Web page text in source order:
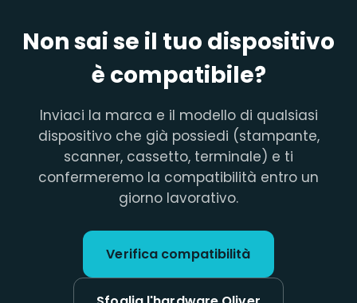
Non sai se il tuo dispositivo
è compatibile?
Inviaci la marca e il modello di qualsiasi
dispositivo che già possiedi (stampante,
scanner, cassetto, terminale) e ti
confermeremo la compatibilità entro un
giorno lavorativo.
Verifica compatibilità